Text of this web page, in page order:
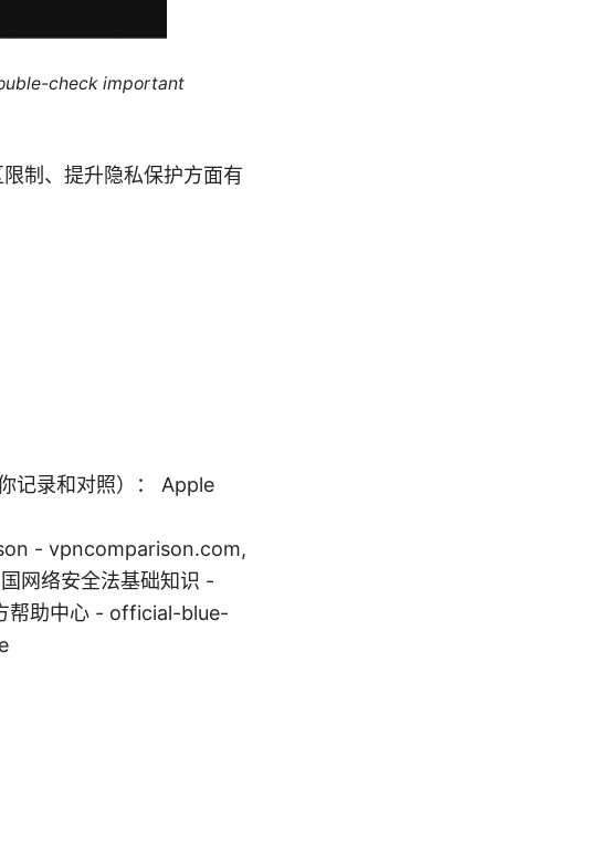
check important
制、提升隐私保护方面有
记录和对照）： Apple
- vpncomparison.com,
网络安全法基础知识 -
帮助中心 - official-blue-